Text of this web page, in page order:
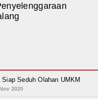
Seduh Olahan UMKM
2020